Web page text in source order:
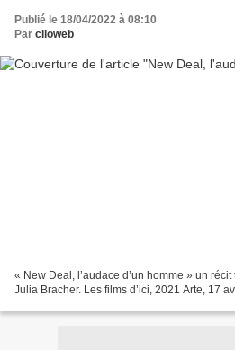
Publié le 18/04/2022 à 08:10
Par clioweb
« New Deal, l’audace d’un homme » un
Julia Bracher. Les films d’ici, 2021 Arte, 17